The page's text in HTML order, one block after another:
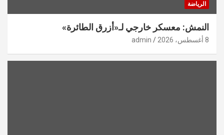
الرياضة
النمش: معسكر خارجي لـ«أزرق الطائرة»
8 أغسطس، 2026 admin